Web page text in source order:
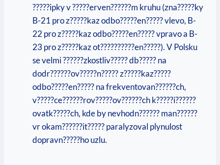
?????ipky v ?????erven??????m kruhu (zna?????ky
B-21 pro z?????kaz odbo?????en????? vlevo, B-
22 pro z?????kaz odbo?????en????? vpravo a B-
23 pro z?????kaz ot??????????en?????). V Polsku
se velmi ??????zkostliv????? db????? na
dodr??????ov?????n????? z?????kaz?????
odbo?????en????? na frekventovan??????ch,
v?????ce??????rov?????ov??????ch k?????i??????
ovatk?????ch, kde by nevhodn?????? man??????
vr okam??????it????? paralyzoval plynulost
dopravn?????ho uzlu.